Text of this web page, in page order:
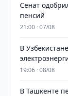
Сенат
пенсий
21:00 · 07/08
В
19:06 · 08/08
В Ташкенте